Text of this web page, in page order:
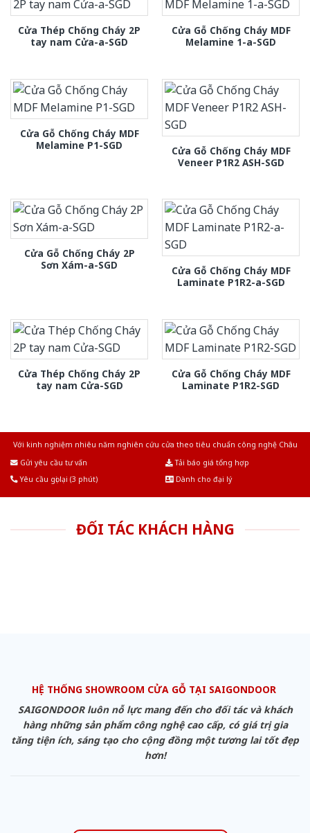
Cửa Thép Chống Cháy 2P
tay nam Cửa-a-SGD
Cửa Gỗ Chống Cháy MDF
Melamine 1-a-SGD
Cửa Gỗ Chống Cháy MDF
Melamine P1-SGD
Cửa Gỗ Chống Cháy MDF
Veneer P1R2 ASH-SGD
Cửa Gỗ Chống Cháy 2P
Sơn Xám-a-SGD
Cửa Gỗ Chống Cháy MDF
Laminate P1R2-a-SGD
Cửa Thép Chống Cháy 2P
tay nam Cửa-SGD
Cửa Gỗ Chống Cháy MDF
Laminate P1R2-SGD
Với kinh nghiệm nhiêu năm nghiên cứu cửa theo tiêu chuẩn công nghệ Châu
Gửi yêu cầu tư vấn
Tải báo giá tổng hợp
Yêu cầu gọi lại (3 phút)
Dành cho đại lý
ĐỐI TÁC KHÁCH HÀNG
HỆ THỐNG SHOWROOM CỬA GỖ TẠI SAIGONDOOR
SAIGONDOOR luôn nỗ lực mang đến cho đối tác và khách
hàng những sản phẩm công nghệ cao cấp, có giá trị gia
tăng tiện ích, sáng tạo cho cộng đồng một tương lai tốt đẹp
hơn!